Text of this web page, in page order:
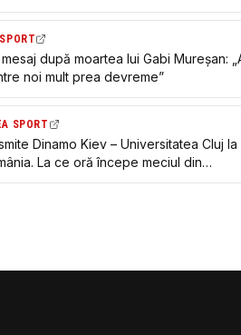
mesaj după moartea lui Gabi Mureșan:
noi mult prea devreme”
SPORT
Dinamo Kiev – Universitatea Cluj la
La ce oră începe meciul din
Europa League 2026